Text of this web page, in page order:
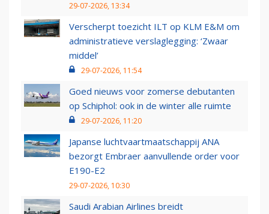
29-07-2026, 13:34
Verscherpt toezicht ILT op KLM E&M om
administratieve verslaglegging: ‘Zwaar
middel’
29-07-2026, 11:54
Goed nieuws voor zomerse debutanten
op Schiphol: ook in de winter alle ruimte
29-07-2026, 11:20
Japanse luchtvaartmaatschappij ANA
bezorgt Embraer aanvullende order voor
E190-E2
29-07-2026, 10:30
Saudi Arabian Airlines breidt